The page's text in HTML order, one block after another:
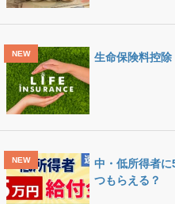
生命保険料控
中・低所得者
つもらえる？